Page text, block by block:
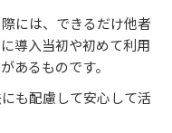
には、できるだけ他者
導入当初や初めて利用
あるものです。
も配慮して安心して活